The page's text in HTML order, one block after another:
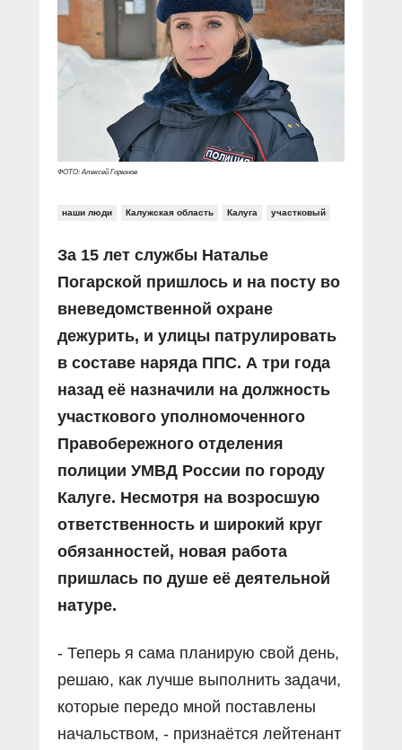
Социальные ролики
Документальные фильмы
Прямой разговор
В знании сила
Специальный репортаж
КиберПОСТОВОЙ
Газета «Щит и меч»
Журнал «Полиция России»
О ПОРТАЛЕ
ФОТО: Алексей Горюнов
наши люди Калужская область Калуга участковый
За 15 лет службы Наталье
Погарской пришлось и на посту во
вневедомственной охране
дежурить, и улицы патрулировать
в составе наряда ППС. А три года
назад её назначили на должность
участкового уполномоченного
Правобережного отделения
полиции УМВД России по городу
Калуге. Несмотря на возросшую
ответственность и широкий круг
обязанностей, новая работа
пришлась по душе её деятельной
натуре.
- Теперь я сама планирую свой день,
решаю, как лучше выполнить задачи,
которые передо мной поставлены
начальством, - признаётся лейтенант